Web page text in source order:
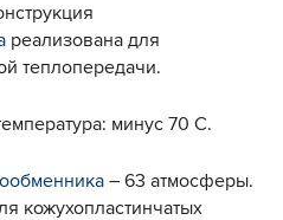
реализована для
теплопередачи.
минус 70 С.
– 63 атмосферы.
кожухопластинчатых